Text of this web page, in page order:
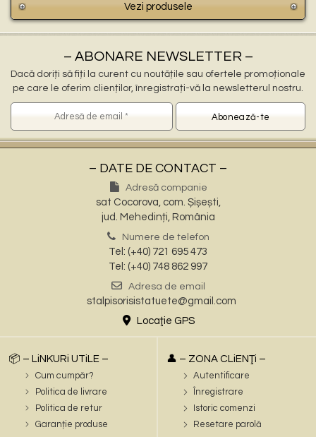
Vezi produsele
– ABONARE NEWSLETTER –
Dacă doriți să fiți la curent cu noutățile sau ofertele promoționale
pe care le oferim clienților, înregistrați-vă la newsletterul nostru.
– DATE DE CONTACT –
Adresă companie
sat Cocorova, com. Șișești,
jud. Mehedinți, România
Numere de telefon
Tel: (+40) 721 695 473
Tel: (+40) 748 862 997
Adresa de email
stalpisorisistatuete@gmail.com
Locaţie GPS
📦 – LiNKURi UTiLE –
Cum cumpăr?
Politica de livrare
Politica de retur
Garanție produse
👤 – ZONA CLiENŢi –
Autentificare
Înregistrare
Istoric comenzi
Resetare parolă